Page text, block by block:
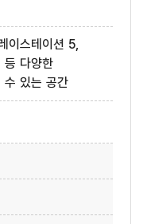
이스테이션 5,
등 다양한
수 있는 공간